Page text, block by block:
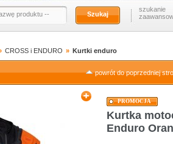
Szukaj
szukanie
CROSS i ENDURO » Kurtki enduro
powrót do poprzedniej
PROMOCJA
Kurtka
Enduro